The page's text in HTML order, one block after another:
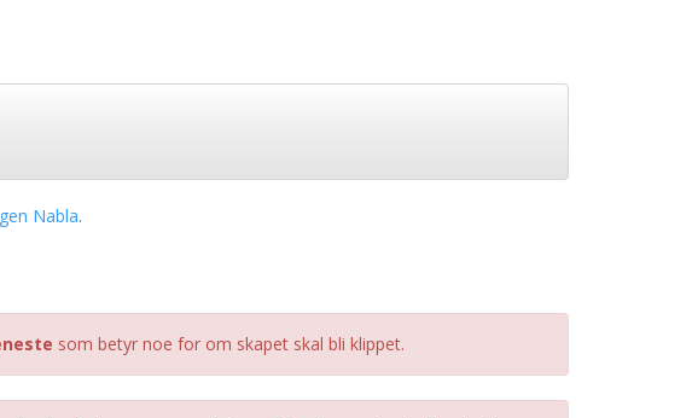
Nabla.
som betyr noe for om skapet skal bli klippet.